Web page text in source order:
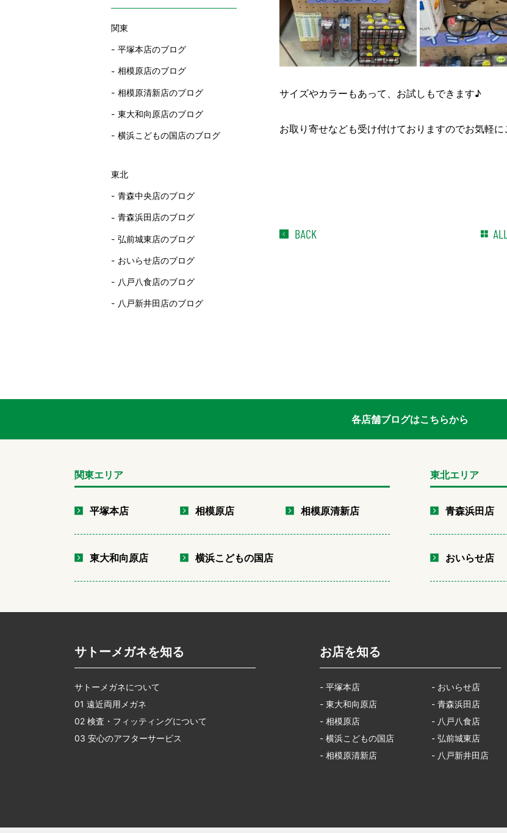
サイズやカラーもあって、お試しもできます♪
お取り寄せなども受け付けておりますのでお気軽に
BACK
関東
平塚本店のブログ
相模原店のブログ
相模原清新店のブログ
東大和向原店のブログ
横浜こどもの国店のブログ
東北
青森中央店のブログ
青森浜田店のブログ
弘前城東店のブログ
おいらせ店のブログ
八戸八食店のブログ
八戸新井田店のブログ
各店舗ブログはこちらから
関東エリア
平塚本店 相模原店 相模原清新店
東大和向原店 横浜こどもの国店
東北エリア
青森浜田店
おいらせ店
サトーメガネを知る
サトーメガネについて
01 遠近両用メガネ
02 検査・フィッティングについて
03 安心のアフターサービス
お店を知る
- 平塚本店
- 東大和向原店
- 相模原店
- 横浜こどもの国店
- 相模原清新店
- おいらせ店
- 青森浜田店
- 八戸八食店
- 弘前城東店
- 八戸新井田店